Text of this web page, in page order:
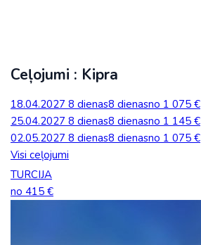
Ceļojumi : Kipra
18.04.2027 8 dienas8 dienasno 1 075 €
25.04.2027 8 dienas8 dienasno 1 145 €
02.05.2027 8 dienas8 dienasno 1 075 €
Visi ceļojumi
TURCIJA
no 415 €